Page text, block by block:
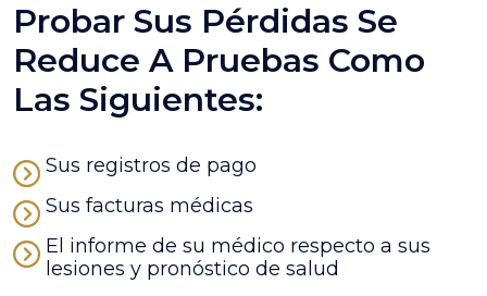
Probar Sus Pérdidas Se
Reduce A Pruebas Como
Las Siguientes:
Sus registros de pago
Sus facturas médicas
El informe de su médico respecto a sus
lesiones y pronóstico de salud